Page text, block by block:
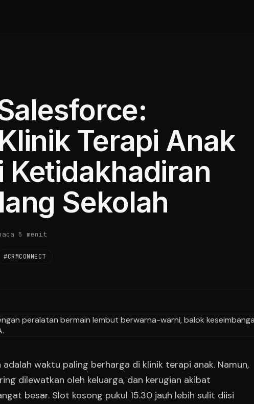
Terapi Anak
Sekolah
5 menit
#CRMCONNECT
waktu paling berharga di klinik terapi anak. Namun,
dilewatkan oleh keluarga, dan kerugian akibat
besar. Slot kosong pukul 15.30 jauh lebih sulit diisi